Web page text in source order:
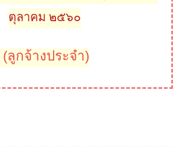
ตุลาคม ๒๕๖๐
(ลูกจ้างประจำ)